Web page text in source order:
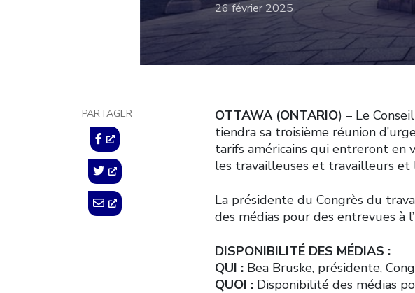
26 février 2025
PARTAGER OTTAWA (ONTARIO) – Le
tiendra sa troisième réunion
tarifs américains qui entreront en
les travailleuses et travailleurs et
La présidente du Congrès du
des médias pour des entrevues à
DISPONIBILITÉ DES MÉDIAS :
QUI : Bea Bruske, présidente,
QUOI : Disponibilité des médias